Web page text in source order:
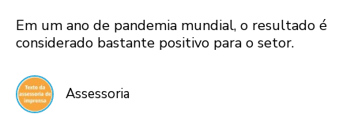
Em um ano de pandemia mundial, o resultado é
considerado bastante positivo para o setor.
Assessoria